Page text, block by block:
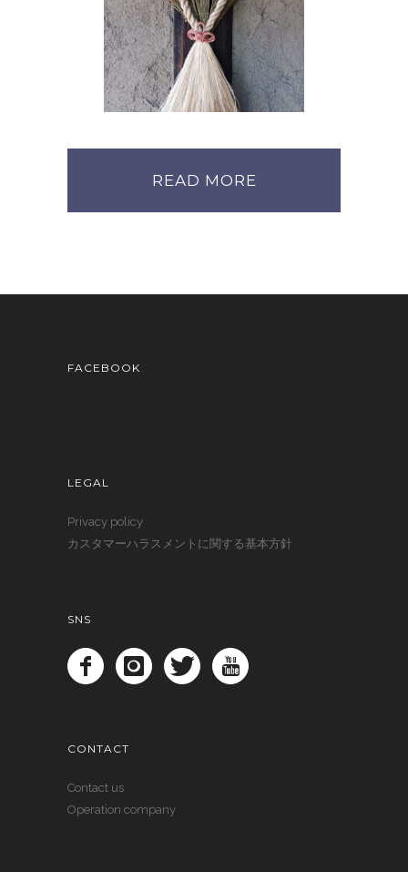
大地の恵みでつくるお正月飾
り ― 手しごとワークショッ
プ 野州麻飾り―
Event
READ MORE
FACEBOOK
LEGAL
Privacy policy
カスタマーハラスメントに関する基本方針
SNS
CONTACT
Contact us
Operation company